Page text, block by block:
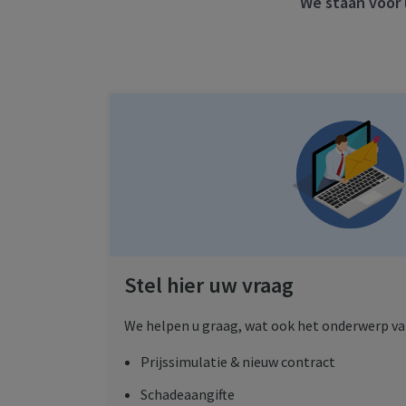
Stel hier uw vraag
We helpen u graag, wat ook het onderwerp
Prijssimulatie & nieuw contract
Schadeaangifte